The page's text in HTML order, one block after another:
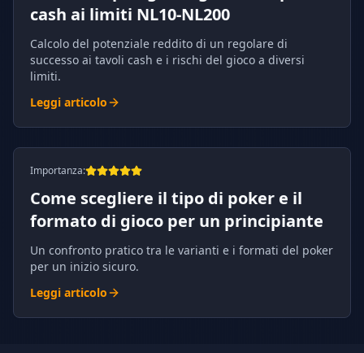
cash ai limiti NL10-NL200
Calcolo del potenziale reddito di un regolare di
successo ai tavoli cash e i rischi del gioco a diversi
limiti.
Leggi articolo
Importanza:
Come scegliere il tipo di poker e il
formato di gioco per un principiante
Un confronto pratico tra le varianti e i formati del poker
per un inizio sicuro.
Leggi articolo